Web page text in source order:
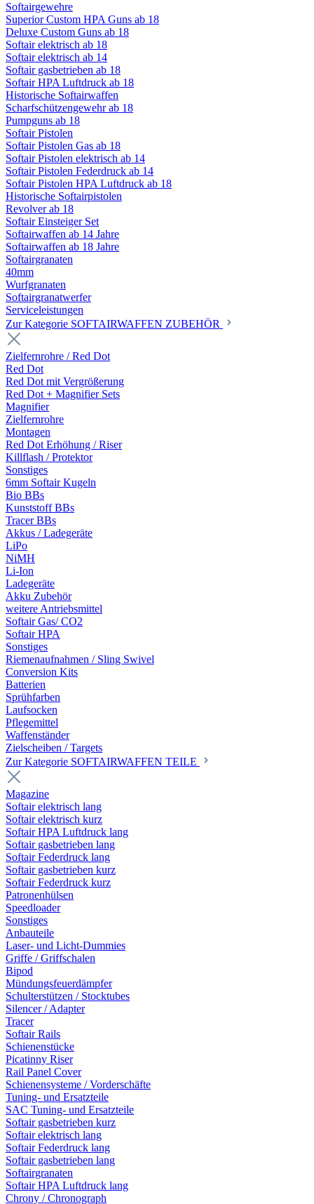
Softairgewehre
Superior Custom HPA Guns ab 18
Deluxe Custom Guns ab 18
Softair elektrisch ab 18
Softair elektrisch ab 14
Softair gasbetrieben ab 18
Softair HPA Luftdruck ab 18
Historische Softairwaffen
Scharfschützengewehr ab 18
Pumpguns ab 18
Softair Pistolen
Softair Pistolen Gas ab 18
Softair Pistolen elektrisch ab 14
Softair Pistolen Federdruck ab 14
Softair Pistolen HPA Luftdruck ab 18
Historische Softairpistolen
Revolver ab 18
Softair Einsteiger Set
Softairwaffen ab 14 Jahre
Softairwaffen ab 18 Jahre
Softairgranaten
40mm
Wurfgranaten
Softairgranatwerfer
Serviceleistungen
Zur Kategorie SOFTAIRWAFFEN ZUBEHÖR
Zielfernrohre / Red Dot
Red Dot
Red Dot mit Vergrößerung
Red Dot + Magnifier Sets
Magnifier
Zielfernrohre
Montagen
Red Dot Erhöhung / Riser
Killflash / Protektor
Sonstiges
6mm Softair Kugeln
Bio BBs
Kunststoff BBs
Tracer BBs
Akkus / Ladegeräte
LiPo
NiMH
Li-Ion
Ladegeräte
Akku Zubehör
weitere Antriebsmittel
Softair Gas/ CO2
Softair HPA
Sonstiges
Riemenaufnahmen / Sling Swivel
Conversion Kits
Batterien
Sprühfarben
Laufsocken
Pflegemittel
Waffenständer
Zielscheiben / Targets
Zur Kategorie SOFTAIRWAFFEN TEILE
Magazine
Softair elektrisch lang
Softair elektrisch kurz
Softair HPA Luftdruck lang
Softair gasbetrieben lang
Softair Federdruck lang
Softair gasbetrieben kurz
Softair Federdruck kurz
Patronenhülsen
Speedloader
Sonstiges
Anbauteile
Laser- und Licht-Dummies
Griffe / Griffschalen
Bipod
Mündungsfeuerdämpfer
Schulterstützen / Stocktubes
Silencer / Adapter
Tracer
Softair Rails
Schienenstücke
Picatinny Riser
Rail Panel Cover
Schienensysteme / Vorderschäfte
Tuning- und Ersatzteile
SAC Tuning- und Ersatzteile
Softair gasbetrieben kurz
Softair elektrisch lang
Softair Federdruck lang
Softair gasbetrieben lang
Softairgranaten
Softair HPA Luftdruck lang
Chrony / Chronograph